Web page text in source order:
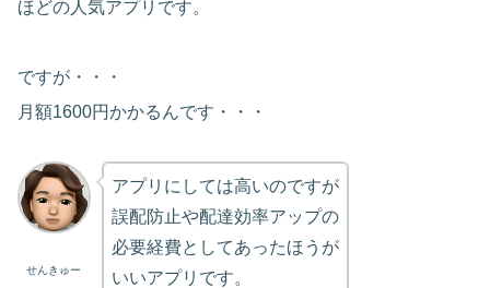
ほどの人気アプリです。
ですが・・・
月額1600円かかるんです・・・
せんきゅー
アプリにしては高いのですが
誤配防止や配達効率アップの
必要経費としてあったほうが
いいアプリです。